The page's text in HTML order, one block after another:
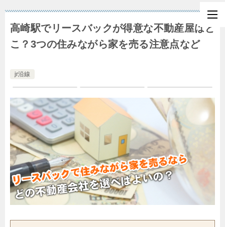
高崎駅でリースバックが得意な不動産屋はど
こ？3つの住みながら家を売る注意点など
jr沿線